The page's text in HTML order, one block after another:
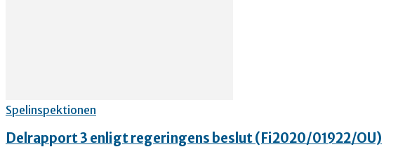
Spelinspektionen
Delrapport 3 enligt regeringens beslut (Fi2020/01922/OU)